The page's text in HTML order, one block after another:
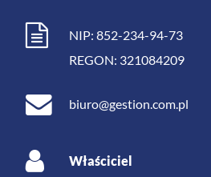
NIP: 852-234-94-73
REGON: 321084209
biuro@gestion.com.pl
Właściciel